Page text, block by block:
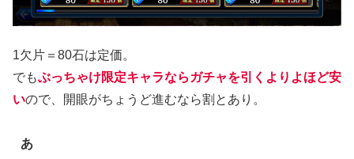
1欠片＝80石は定価。
でもぶっちゃけ限定キャラならガチャを引くよりよほど安
いので、開眼がちょうど進むなら割とあり。
あ